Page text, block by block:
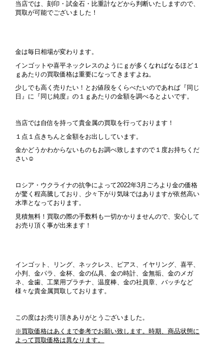
当店では、刻印・試金石・比重計などから判断いたしますので、
買取が可能でございました！
金は毎日相場が変わります。
インゴットや喜平ネックレスのようにｇが多くなればなるほど１
ｇあたりの買取価格は重要になってきますよね。
少しでも高く売りたい！とお値段をくらべたいのであれば『同じ
日』に『同じ純度』の１ｇあたりの金額を調べるとよいです。
当店では自信を持って貴金属の買取を行っております！
１点１点きちんと金額をお出ししています。
金かどうかわからないものもお調べ致しますので１度お持ちくだ
さい☺
ロシア・ウクライナの抗争によって2022年3月ごろより金の価格
が驚く程高騰しており、少々下がり気味ではありますが依然高い
水準となっております。
見積無料！買取の際の手数料も一切かかりませんので、安心して
お売り頂く事が出来ます！
インゴット、リング、ネックレス、ピアス、イヤリング、喜平、
小判、金パラ、金杯、金の仏具、金の時計、金無垢、金のメガ
ネ、金歯、工業用プラチナ、温度棒、金の社員章、バッチなど
様々な貴金属買取しております。
この度はお売り頂きありがとうございました。
※買取価格はあくまで参考でお願い致します。時期、商品状態に
よって買取価格は異なります。